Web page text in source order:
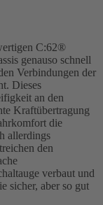
C:62®
genauso schnell
Verbindungen der
Dieses
an den
Kraftübertragung
die
allerdings
den
verbaut und
sicher, aber so gut